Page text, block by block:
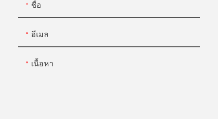
ชื่อ
อีเมล
เนื้อหา